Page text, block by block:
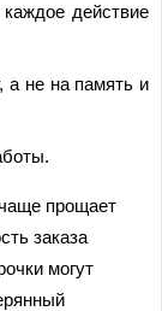
действие
а не на память и
прощает
заказа
могут